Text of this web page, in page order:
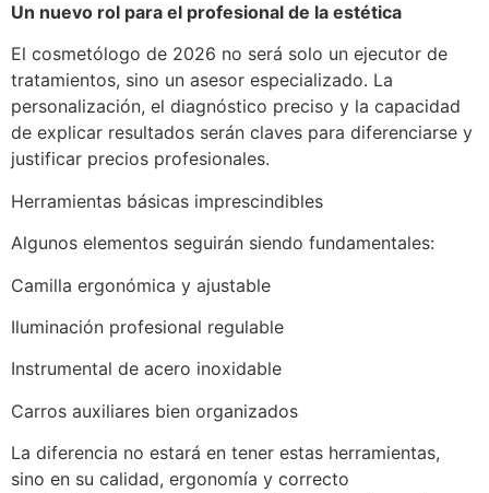
Un nuevo rol para el profesional de la estética
El cosmetólogo de 2026 no será solo un ejecutor de
tratamientos, sino un asesor especializado. La
personalización, el diagnóstico preciso y la capacidad
de explicar resultados serán claves para diferenciarse y
justificar precios profesionales.
Herramientas básicas imprescindibles
Algunos elementos seguirán siendo fundamentales:
Camilla ergonómica y ajustable
Iluminación profesional regulable
Instrumental de acero inoxidable
Carros auxiliares bien organizados
La diferencia no estará en tener estas herramientas,
sino en su calidad, ergonomía y correcto